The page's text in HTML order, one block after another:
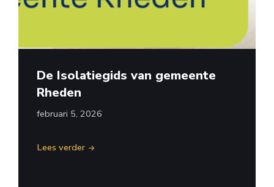
De Isolatiegids van gemeente
Rheden
februari 5, 2026
Lees verder